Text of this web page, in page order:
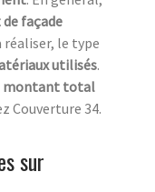
façade
réaliser, le type
utilisés.
montant total
Couverture 34.
sur